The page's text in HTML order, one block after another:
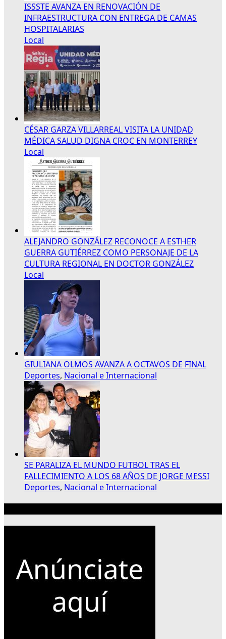
ISSSTE AVANZA EN RENOVACIÓN DE
INFRAESTRUCTURA CON ENTREGA DE CAMAS
HOSPITALARIAS
Local
CÉSAR GARZA VILLARREAL VISITA LA UNIDAD
MÉDICA SALUD DIGNA CROC EN MONTERREY
Local
ALEJANDRO GONZÁLEZ RECONOCE A ESTHER
GUERRA GUTIÉRREZ COMO PERSONAJE DE LA
CULTURA REGIONAL EN DOCTOR GONZÁLEZ
Local
GIULIANA OLMOS AVANZA A OCTAVOS DE FINAL
Deportes, Nacional e Internacional
SE PARALIZA EL MUNDO FUTBOL TRAS EL
FALLECIMIENTO A LOS 68 AÑOS DE JORGE MESSI
Deportes, Nacional e Internacional